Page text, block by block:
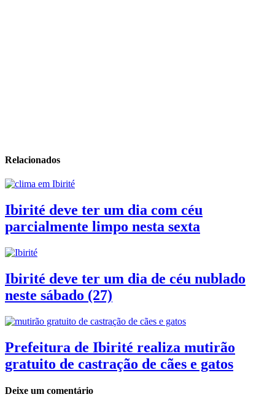
Relacionados
Ibirité deve ter um dia com céu
parcialmente limpo nesta sexta
Ibirité deve ter um dia de céu nublado
neste sábado (27)
Prefeitura de Ibirité realiza mutirão
gratuito de castração de cães e gatos
Deixe um comentário